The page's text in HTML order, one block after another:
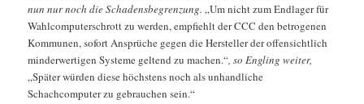
nun nur noch die Schadensbegrenzung.„Um nicht zum Endlager für
Wahlcomputerschrott zu werden, empfiehlt der CCC den betrogenen
Kommunen, sofort Ansprüche gegen die Hersteller der offensichtlich
minderwertigen Systeme geltend zu machen.“, so Engling weiter,
„Später würden diese höchstens noch als unhandliche
Schachcomputer zu gebrauchen sein.“